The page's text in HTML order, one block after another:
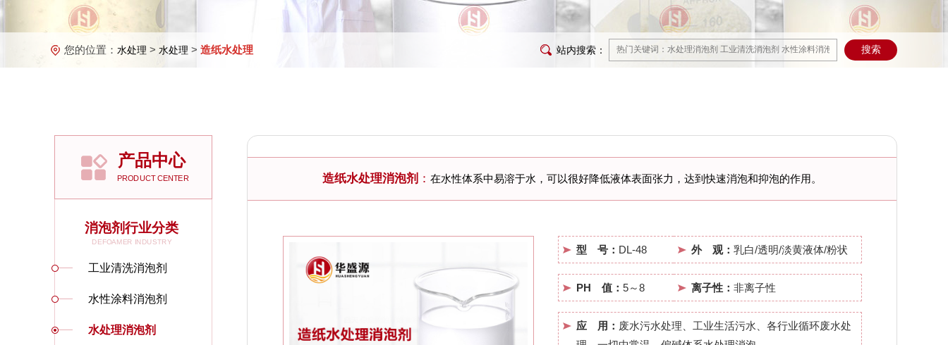
您的位置： 水处理 > 水处理 > 造纸水处理 站内搜索：
产品中心
PRODUCT CENTER
消泡剂行业分类
DEFOAMER INDUSTRY
工业清洗消泡剂
水性涂料消泡剂
水处理消泡剂
造纸水处理消泡剂 ： 在水性体系中易溶于水，可以很好降低液体表面张力，达到快速消泡和抑泡的作用。
型 号： DL-48 外 观： 乳白/透明/淡黄液体/粉状
PH 值： 5～8 离子性： 非离子性
应 用： 废水污水处理、工业生活污水、各行业循环废水处